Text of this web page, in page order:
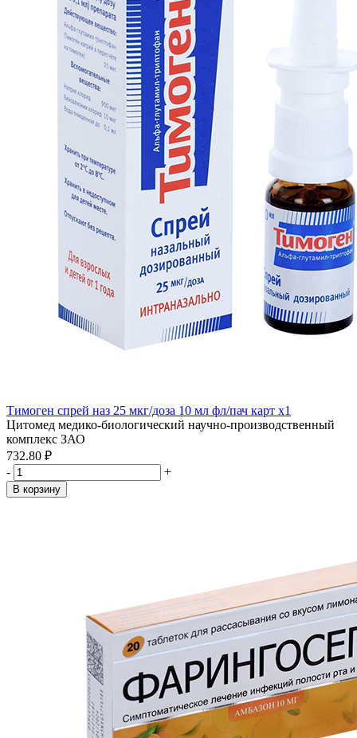
Тимоген спрей наз 25 мкг/доза 10 мл фл/пач карт x1
Цитомед медико-биологический научно-производственный
комплекс ЗАО
732.80 ₽
-
+
В корзину